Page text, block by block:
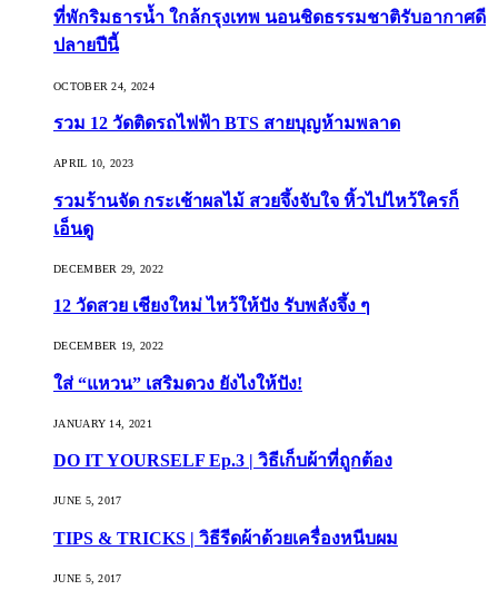
ที่พักริมธารน้ำ ใกล้กรุงเทพ นอนชิดธรรมชาติรับอากาศดี
ปลายปีนี้
OCTOBER 24, 2024
รวม 12 วัดติดรถไฟฟ้า BTS สายบุญห้ามพลาด
APRIL 10, 2023
รวมร้านจัด กระเช้าผลไม้ สวยจึ้งจับใจ หิ้วไปไหว้ใครก็
เอ็นดู
DECEMBER 29, 2022
12 วัดสวย เชียงใหม่ ไหว้ให้ปัง รับพลังจึ้ง ๆ
DECEMBER 19, 2022
ใส่ “แหวน” เสริมดวง ยังไงให้ปัง!
JANUARY 14, 2021
DO IT YOURSELF Ep.3 | วิธีเก็บผ้าที่ถูกต้อง
JUNE 5, 2017
TIPS & TRICKS | วิธีรีดผ้าด้วยเครื่องหนีบผม
JUNE 5, 2017